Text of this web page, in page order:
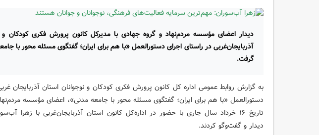
دیدار اعضای مؤسسه مردم‌نهاد و گروه جهادی با مدیرکل کانون پرورش فکری کودکان و
آذربایجان‌غربی در راستای اجرای دستورالعمل «با هم برای ایران؛ گفتگوی مسئله محور با
گرفت.
به گزارش روابط عمومی اداره کل کانون پرورش فکری کودکان و نوجوانان استان آذربایجان
دستورالعمل «با هم برای ایران؛ گفتگوی مسئله محور با جامعه مدنی»، اعضای مؤسسه
تاریخ ۱۶ خرداد سال جاری با حضور در اداره‌کل کانون استان آذربایجان‌غربی با زهرا
دیدار و گفت‌وگو کردند.